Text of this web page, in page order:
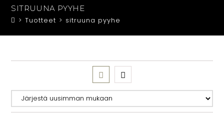
SITRUUNA PYYHE
> Tuotteet > sitruuna pyyhe